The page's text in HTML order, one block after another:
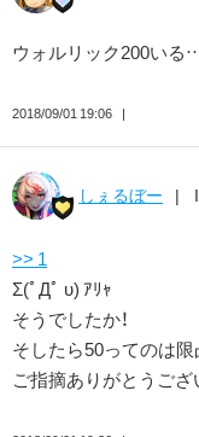
ウォルリック200い
2018/09/01 19:06
しぇるぼー
>> 1
Σ(ﾟДﾟ υ) ｱﾘｬ
そうでしたか！
そしたら50ってのは限
ご指摘ありがとうござ